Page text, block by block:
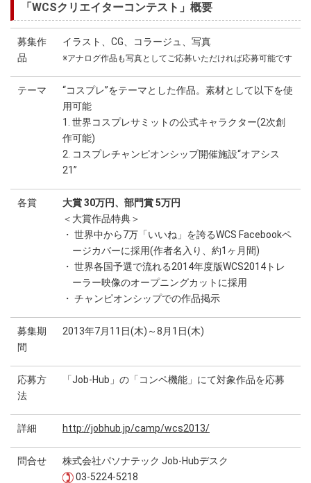
「WCSクリエイターコンテスト」概要
募集作
品
イラスト、CG、コラージュ、写真
※アナログ作品も写真としてご応募いただければ応募可能です
テーマ
“コスプレ”をテーマとした作品。素材として以下を使
用可能
1. 世界コスプレサミットの公式キャラクター(2次創
作可能)
2. コスプレチャンピオンシップ開催施設“オアシス
21”
各賞
大賞 30万円、部門賞 5万円
＜大賞作品特典＞
・ 世界中から7万「いいね」を誇るWCS Facebookペ
ージカバーに採用(作者名入り、約1ヶ月間)
・ 世界各国予選で流れる2014年度版WCS2014トレ
ーラー映像のオープニングカットに採用
・ チャンピオンシップでの作品掲示
募集期
間
2013年7月11日(木)～8月1日(木)
応募方
法
「Job-Hub」の「コンペ機能」にて対象作品を応募
詳細 http://jobhub.jp/camp/wcs2013/
問合せ
株式会社パソナテック Job-Hubデスク
03-5224-5218